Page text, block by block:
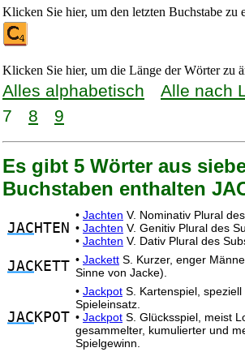
Klicken Sie hier, um den letzten Buchstabe zu
Klicken Sie hier, um die Länge der Wörter zu
Alles alphabetisch Alle nach
7
8 9
Es gibt 5 Wörter aus
Buchstaben enthalten
JAC HTEN
• Jachten V. Nominativ Plural
• Jachten V. Genitiv Plural des
• Jachten V. Dativ Plural des
JAC KETT • Jackett S. Kurzer, enger
Sinne von Jacke).
JAC KPOT
• Jackpot S. Kartenspiel,
Spieleinsatz.
• Jackpot S. Glücksspiel, meist
gesammelter, kumulierter und
Spielgewinn.